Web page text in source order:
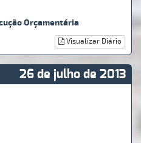
Orçamentária
Visualizar Diário
26 de julho de 2013